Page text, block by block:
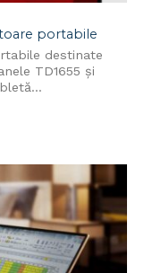
portabile
destinate
TD1655 și